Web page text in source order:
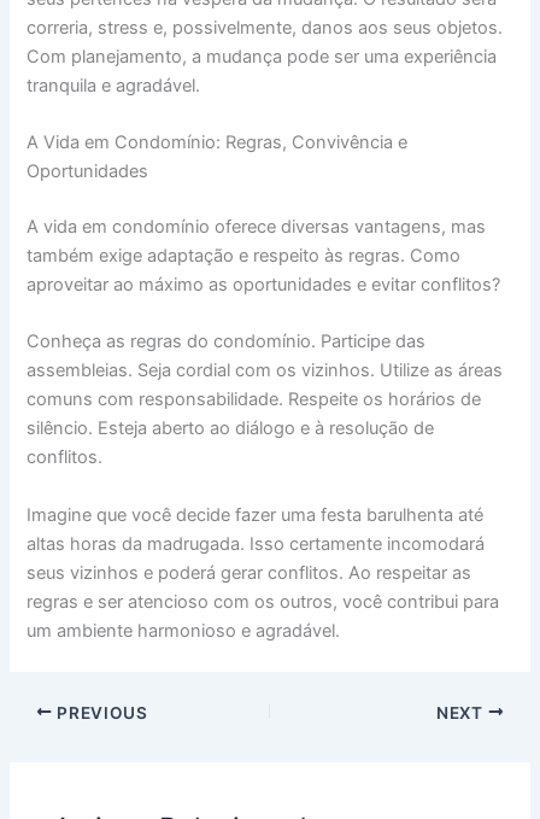
correria, stress e, possivelmente, danos aos seus objetos.
Com planejamento, a mudança pode ser uma experiência
tranquila e agradável.
A Vida em Condomínio: Regras, Convivência e
Oportunidades
A vida em condomínio oferece diversas vantagens, mas
também exige adaptação e respeito às regras. Como
aproveitar ao máximo as oportunidades e evitar conflitos?
Conheça as regras do condomínio. Participe das
assembleias. Seja cordial com os vizinhos. Utilize as áreas
comuns com responsabilidade. Respeite os horários de
silêncio. Esteja aberto ao diálogo e à resolução de
conflitos.
Imagine que você decide fazer uma festa barulhenta até
altas horas da madrugada. Isso certamente incomodará
seus vizinhos e poderá gerar conflitos. Ao respeitar as
regras e ser atencioso com os outros, você contribui para
um ambiente harmonioso e agradável.
PREVIOUS NEXT